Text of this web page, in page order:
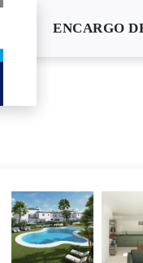
ENCARGO